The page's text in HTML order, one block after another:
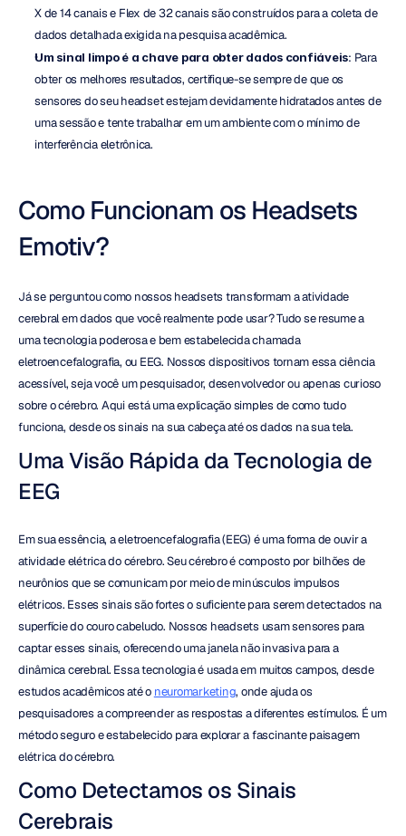
X de 14 canais e Flex de 32 canais são construídos para a coleta de
dados detalhada exigida na pesquisa acadêmica.
Um sinal limpo é a chave para obter dados confiáveis: Para
obter os melhores resultados, certifique-se sempre de que os
sensores do seu headset estejam devidamente hidratados antes de
uma sessão e tente trabalhar em um ambiente com o mínimo de
interferência eletrônica.
Como Funcionam os Headsets
Emotiv?
Já se perguntou como nossos headsets transformam a atividade
cerebral em dados que você realmente pode usar? Tudo se resume a
uma tecnologia poderosa e bem estabelecida chamada
eletroencefalografia, ou EEG. Nossos dispositivos tornam essa ciência
acessível, seja você um pesquisador, desenvolvedor ou apenas curioso
sobre o cérebro. Aqui está uma explicação simples de como tudo
funciona, desde os sinais na sua cabeça até os dados na sua tela.
Uma Visão Rápida da Tecnologia de
EEG
Em sua essência, a eletroencefalografia (EEG) é uma forma de ouvir a
atividade elétrica do cérebro. Seu cérebro é composto por bilhões de
neurônios que se comunicam por meio de minúsculos impulsos
elétricos. Esses sinais são fortes o suficiente para serem detectados na
superfície do couro cabeludo. Nossos headsets usam sensores para
captar esses sinais, oferecendo uma janela não invasiva para a
dinâmica cerebral. Essa tecnologia é usada em muitos campos, desde
estudos acadêmicos até o neuromarketing, onde ajuda os
pesquisadores a compreender as respostas a diferentes estímulos. É um
método seguro e estabelecido para explorar a fascinante paisagem
elétrica do cérebro.
Como Detectamos os Sinais
Cerebrais